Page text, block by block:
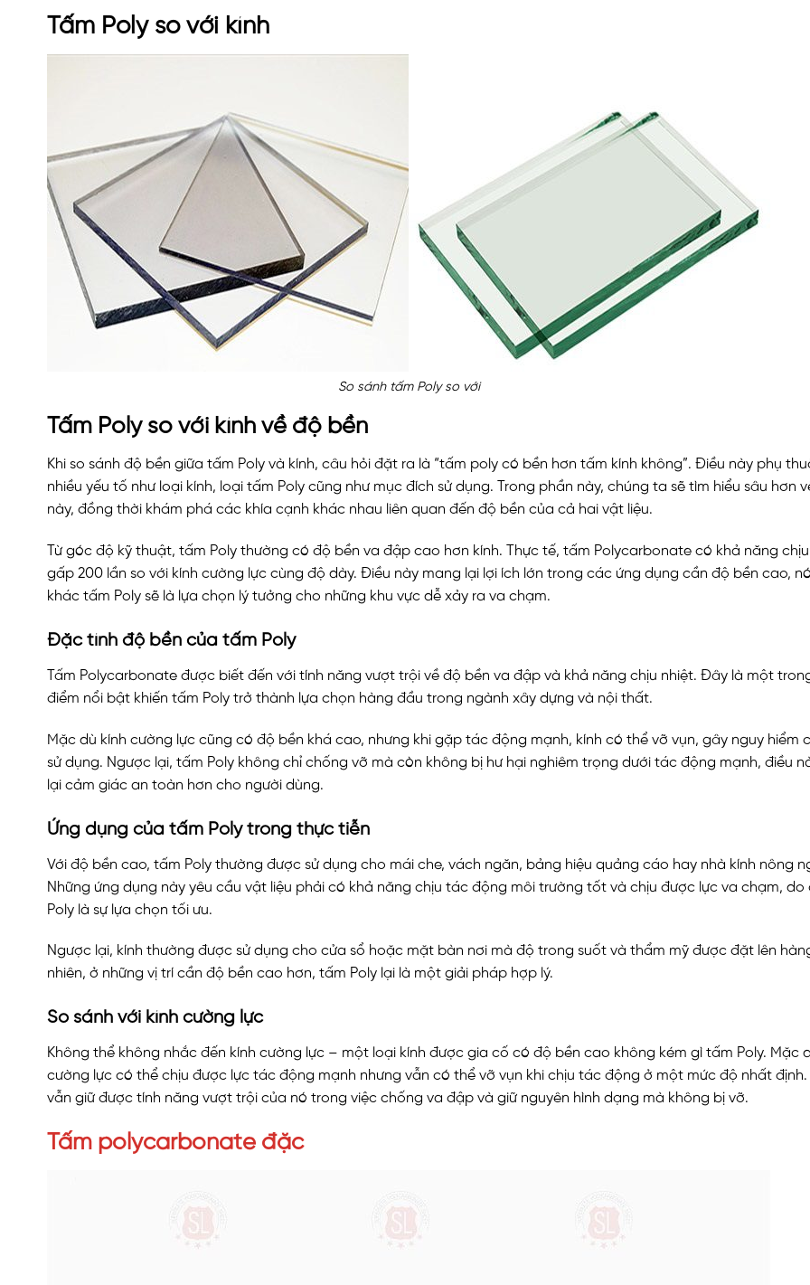
Tấm Poly so với kính
So sánh tấm Poly so với
Tấm Poly so với kính về độ bền
Khi so sánh độ bền giữa tấm Poly và kính, câu hỏi đặt ra là “tấm poly có bền hơn tấm kính không”. Điều này phụ
nhiều yếu tố như loại kính, loại tấm Poly cũng như mục đích sử dụng. Trong phần này, chúng ta sẽ tìm hiểu sâu hơn
này, đồng thời khám phá các khía cạnh khác nhau liên quan đến độ bền của cả hai vật liệu.
Từ góc độ kỹ thuật, tấm Poly thường có độ bền va đập cao hơn kính. Thực tế, tấm Polycarbonate có khả năng
gấp 200 lần so với kính cường lực cùng độ dày. Điều này mang lại lợi ích lớn trong các ứng dụng cần độ bền cao,
khác tấm Poly sẽ là lựa chọn lý tưởng cho những khu vực dễ xảy ra va chạm.
Đặc tính độ bền của tấm Poly
Tấm Polycarbonate được biết đến với tính năng vượt trội về độ bền va đập và khả năng chịu nhiệt. Đây là một
điểm nổi bật khiến tấm Poly trở thành lựa chọn hàng đầu trong ngành xây dựng và nội thất.
Mặc dù kính cường lực cũng có độ bền khá cao, nhưng khi gặp tác động mạnh, kính có thể vỡ vụn, gây nguy hiểm
sử dụng. Ngược lại, tấm Poly không chỉ chống vỡ mà còn không bị hư hại nghiêm trọng dưới tác động mạnh, điều
lại cảm giác an toàn hơn cho người dùng.
Ứng dụng của tấm Poly trong thực tiễn
Với độ bền cao, tấm Poly thường được sử dụng cho mái che, vách ngăn, bảng hiệu quảng cáo hay nhà kính nông
Những ứng dụng này yêu cầu vật liệu phải có khả năng chịu tác động môi trường tốt và chịu được lực va chạm,
Poly là sự lựa chọn tối ưu.
Ngược lại, kính thường được sử dụng cho cửa sổ hoặc mặt bàn nơi mà độ trong suốt và thẩm mỹ được đặt lên
nhiên, ở những vị trí cần độ bền cao hơn, tấm Poly lại là một giải pháp hợp lý.
So sánh với kính cường lực
Không thể không nhắc đến kính cường lực – một loại kính được gia cố có độ bền cao không kém gì tấm Poly. Mặc
cường lực có thể chịu được lực tác động mạnh nhưng vẫn có thể vỡ vụn khi chịu tác động ở một mức độ nhất định.
vẫn giữ được tính năng vượt trội của nó trong việc chống va đập và giữ nguyên hình dạng mà không bị vỡ.
Tấm polycarbonate đặc